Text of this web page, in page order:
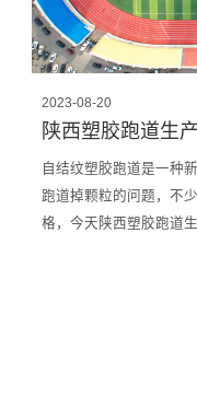
2023-08-20
自结纹塑胶跑道是一种
跑道掉颗粒的问题，不
格，今天陕西塑胶跑道